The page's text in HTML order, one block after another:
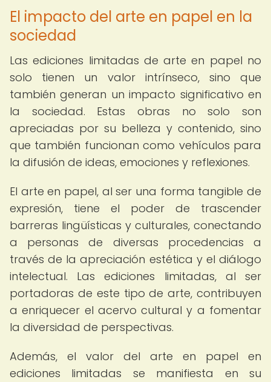
El impacto del arte en papel en la
sociedad
Las ediciones limitadas de arte en papel no
solo tienen un valor intrínseco, sino que
también generan un impacto significativo en
la sociedad. Estas obras no solo son
apreciadas por su belleza y contenido, sino
que también funcionan como vehículos para
la difusión de ideas, emociones y reflexiones.
El arte en papel, al ser una forma tangible de
expresión, tiene el poder de trascender
barreras lingüísticas y culturales, conectando
a personas de diversas procedencias a
través de la apreciación estética y el diálogo
intelectual. Las ediciones limitadas, al ser
portadoras de este tipo de arte, contribuyen
a enriquecer el acervo cultural y a fomentar
la diversidad de perspectivas.
Además, el valor del arte en papel en
ediciones limitadas se manifiesta en su